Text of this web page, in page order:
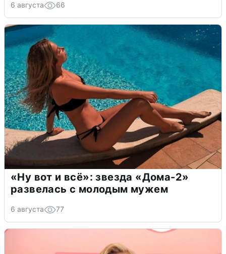
6 августа 66
«Ну вот и всё»: звезда «Дома-2»
развелась с молодым мужем
6 августа 77